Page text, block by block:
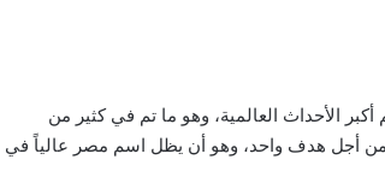
الأحداث العالمية، وهو ما تم في كثير من
من أجل هدف واحد، وهو أن يظل اسم مصر عالياً في